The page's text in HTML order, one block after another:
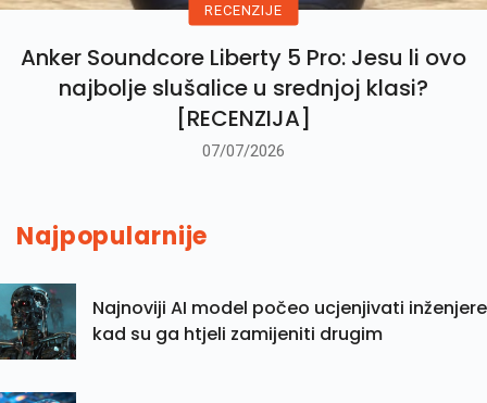
RECENZIJE
Anker Soundcore Liberty 5 Pro: Jesu li ovo
najbolje slušalice u srednjoj klasi?
[RECENZIJA]
07/07/2026
Najpopularnije
Najnoviji AI model počeo ucjenjivati inženjere
kad su ga htjeli zamijeniti drugim